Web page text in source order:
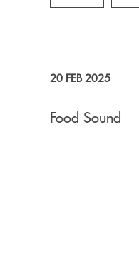
20 FEB 2025
Food Sound